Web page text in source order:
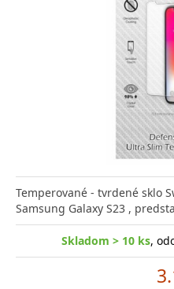
Temperované - tvrdené sklo
Samsung Galaxy S23 ,
Skladom > 10 ks,